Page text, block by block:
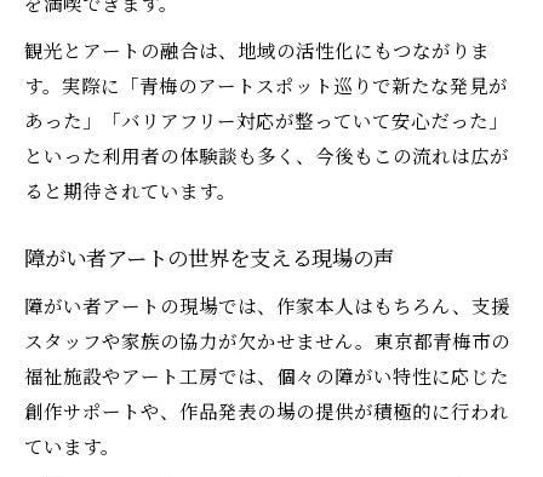
観光とアートの融合は、地域の活性化にもつながりま
す。実際に「青梅のアートスポット巡りで新たな発見が
あった」「バリアフリー対応が整っていて安心だった」
といった利用者の体験談も多く、今後もこの流れは広が
ると期待されています。
障がい者アートの世界を支える現場の声
障がい者アートの現場では、作家本人はもちろん、支援
スタッフや家族の協力が欠かせません。東京都青梅市の
福祉施設やアート工房では、個々の障がい特性に応じた
創作サポートや、作品発表の場の提供が積極的に行われ
ています。